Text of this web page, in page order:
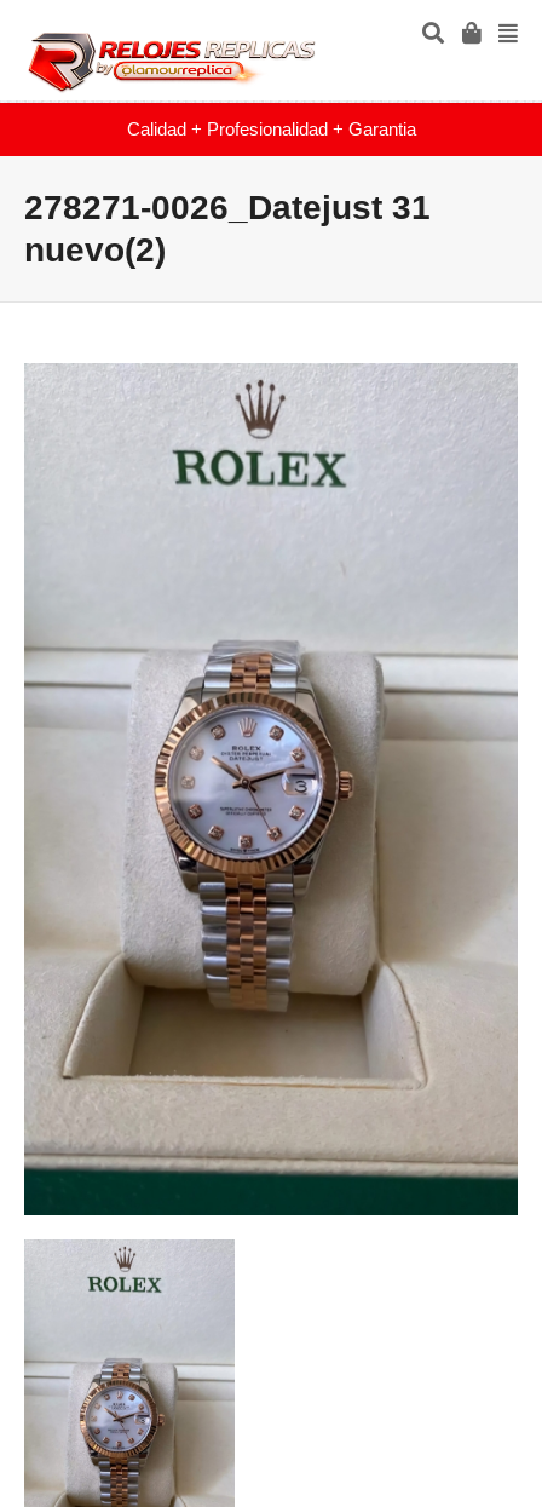
Calidad + Profesionalidad + Garantia
278271-0026_Datejust 31
nuevo(2)